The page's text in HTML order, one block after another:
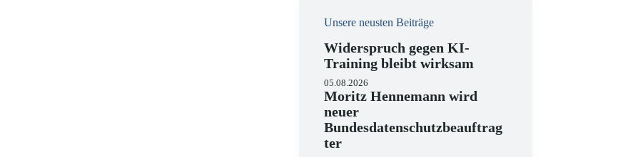
Unsere neusten Beiträge
Widerspruch gegen KI-
Training bleibt wirksam
05.08.2026
Moritz Hennemann wird
neuer
Bundesdatenschutzbeauftrag
ter